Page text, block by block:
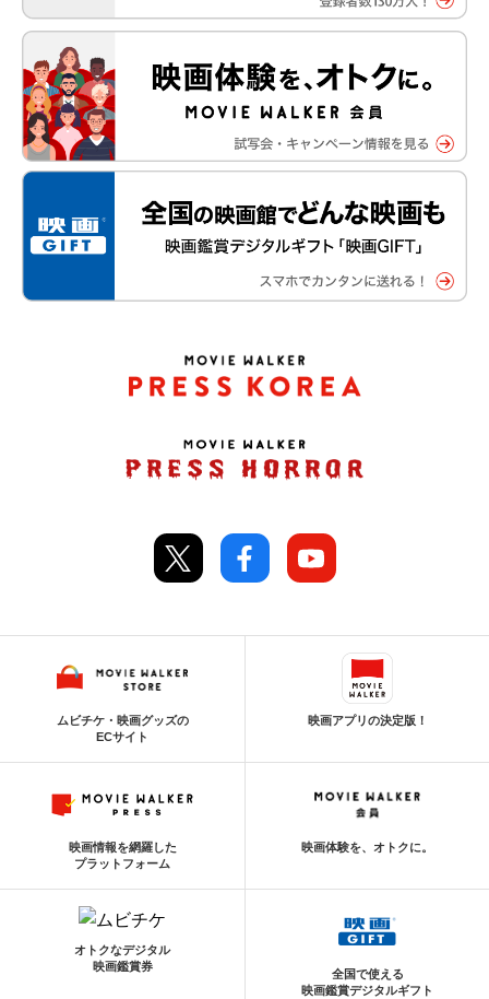
ムビチケ・映画グッズの
ECサイト
映画アプリの決定版！
映画情報を網羅した
プラットフォーム
映画体験を、オトクに。
オトクなデジタル
映画鑑賞券
全国で使える
映画鑑賞デジタルギフト